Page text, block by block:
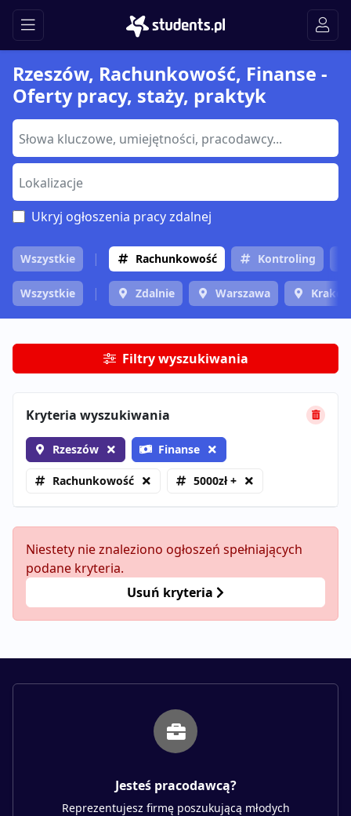
Rzeszów, Rachunkowość, Finanse -
Oferty pracy, staży, praktyk
Ukryj ogłoszenia pracy zdalnej
Wszystkie Rachunkowość Kontroling
Wszystkie Zdalnie Warszawa
Filtry wyszukiwania
Kryteria wyszukiwania
Rzeszów Finanse
Rachunkowość 5000zł +
Niestety nie znaleziono ogłoszeń spełniających
podane kryteria.
Usuń kryteria
Jesteś pracodawcą?
Reprezentujesz firmę poszukującą młodych